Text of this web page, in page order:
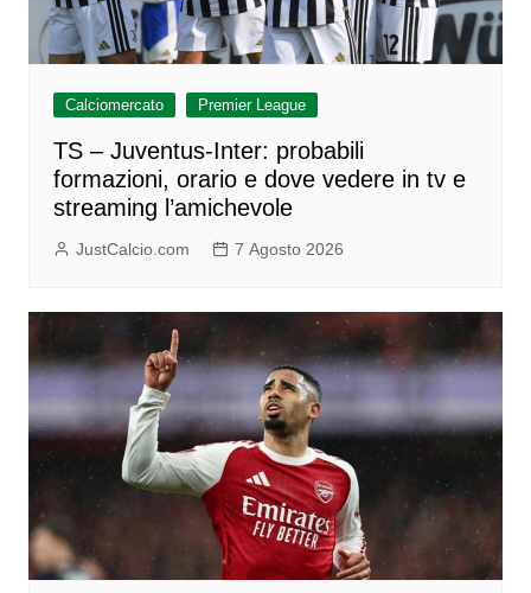
Calciomercato Premier League
TS – Juventus-Inter: probabili
formazioni, orario e dove vedere in tv e
streaming l’amichevole
JustCalcio.com 7 Agosto 2026